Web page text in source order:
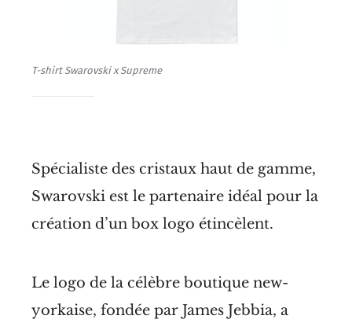
T-shirt Swarovski x Supreme
Spécialiste des cristaux haut de gamme,
Swarovski est le partenaire idéal pour la
création d’un box logo étincèlent.
Le logo de la célèbre boutique new-
yorkaise, fondée par James Jebbia, a